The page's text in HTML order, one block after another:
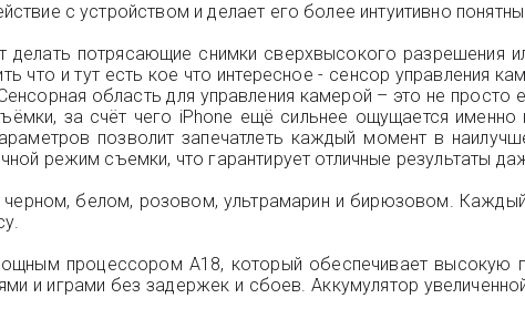
с устройством и делает его более интуитивно
потрясающие снимки сверхвысокого разрешения
что и тут есть кое что интересное - сенсор управления
область для управления камерой – это не
за счёт чего iPhone ещё сильнее ощущается
позволит запечатлеть каждый момент в
режим съемки, что гарантирует отличные результаты
белом, розовом, ультрамарин и бирюзовом.
процессором A18, который обеспечивает высокую
и играми без задержек и сбоев. Аккумулятор